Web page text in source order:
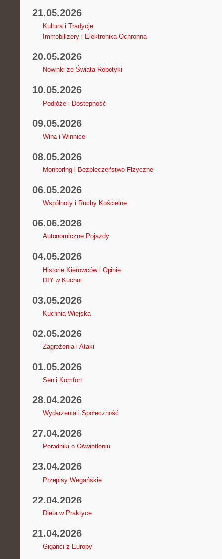
21.05.2026
Kultura i Tradycje
Immobilizery i Elektronika Ochronna
20.05.2026
Nowinki ze Świata Robotyki
10.05.2026
Podróże i Dostępność
09.05.2026
Wina i Winnice
08.05.2026
Monitoring i Bezpieczeństwo Fizyczne
06.05.2026
Wspólnoty i Ruchy Kościelne
05.05.2026
Autonomiczne Pojazdy
04.05.2026
Historie Kierowców i Opinie
DIY w Kuchni
03.05.2026
Kuchnia Wiejska
02.05.2026
Zagrożenia i Ataki
01.05.2026
Sen i Komfort
28.04.2026
Wydarzenia i Społeczność
27.04.2026
Poradniki o Oświetleniu
23.04.2026
Przepisy Wegańskie
22.04.2026
Dieta w Praktyce
21.04.2026
Giganci z Europy